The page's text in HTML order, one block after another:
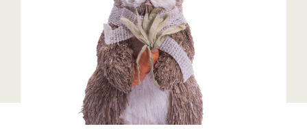
Designer Outlets Parndorf und Salzburg
DOMOFERM
FG UBIT Salzburg